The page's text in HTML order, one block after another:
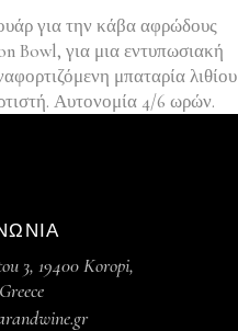
για την κάβα αφρώδους
Bowl, για μια εντυπωσιακή
μπαταρία λιθίου
Αυτονομία 4/6 ωρών.
3, 19400 Koropi,